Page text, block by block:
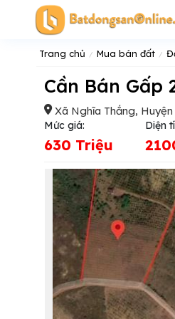
Trang chủ Mua bán đất
Cần Bán
Xã Nghĩa Thắng,
Mức giá:
630 Triệu
Diện